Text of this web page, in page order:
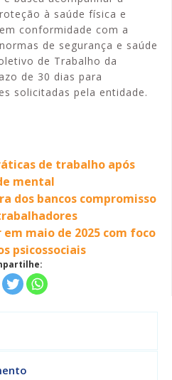
à saúde física e
conformidade com a
de segurança e saúde
de Trabalho da
de 30 dias para
solicitadas pela entidade.
de trabalho após
mental
dos bancos compromisso
em maio de 2025 com foco
psicossociais